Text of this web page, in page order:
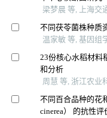
梁梦晨 等, 上海交
不同茯苓菌株种质
温家敏 等, 基因组
23份核心水稻材料
和分析
周慧 等, 浙江农业
不同百合品种的花
cinerea） 的抗性评